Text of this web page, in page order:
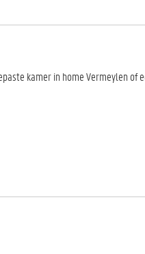
kamer in home Vermeylen of